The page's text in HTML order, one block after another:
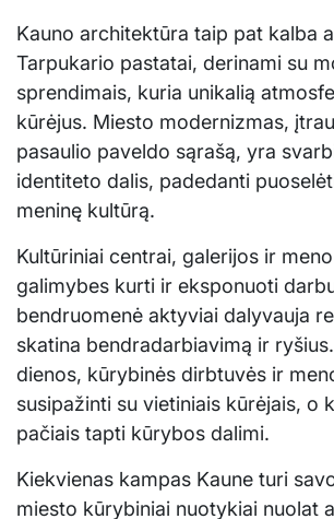
Kauno architektūra taip pat kalba
Tarpukario pastatai, derinami su
sprendimais, kuria unikalią
kūrėjus. Miesto modernizmas,
pasaulio paveldo sąrašą, yra
identiteto dalis, padedanti
meninę kultūrą.
Kultūriniai centrai, galerijos ir
galimybes kurti ir eksponuoti
bendruomenė aktyviai dalyvauja
skatina bendradarbiavimą ir
dienos, kūrybinės dirbtuvės ir
susipažinti su vietiniais kūrėjais, o
pačiais tapti kūrybos dalimi.
Kiekvienas kampas Kaune turi
miesto kūrybiniai nuotykiai nuolat